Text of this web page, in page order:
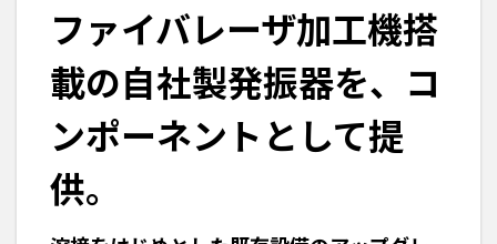
ファイバレーザ加工機搭
載の自社製発振器を、コ
ンポーネントとして提
供。